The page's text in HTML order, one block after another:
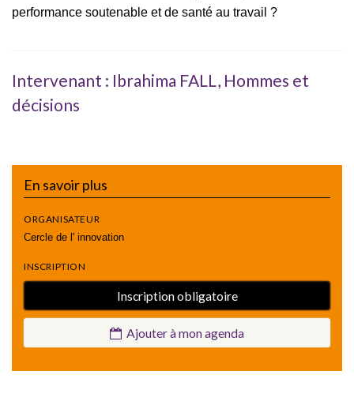
performance soutenable et de santé au travail ?
Intervenant : Ibrahima FALL, Hommes et
décisions
En savoir plus
ORGANISATEUR
Cercle de l' innovation
INSCRIPTION
Inscription obligatoire
Ajouter à mon agenda